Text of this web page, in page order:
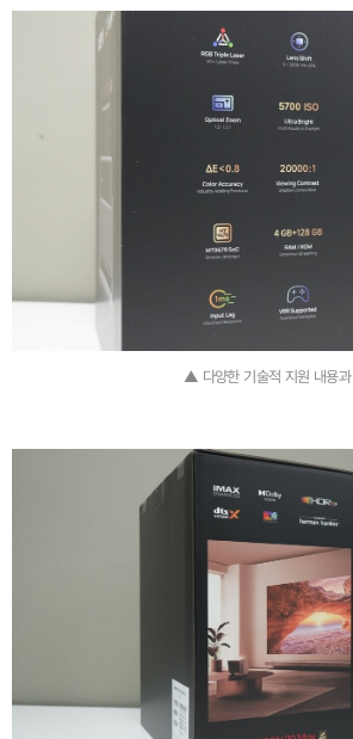
▲ 다양한 기술적 지원 내용과